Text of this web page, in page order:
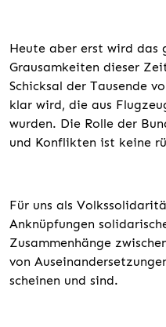
Heute aber erst wird das
Grausamkeiten dieser
Schicksal der Tausende
klar wird, die aus
wurden. Die Rolle der
und Konflikten ist keine
Für uns als
Anknüpfungen
Zusammenhänge
von
scheinen und sind.